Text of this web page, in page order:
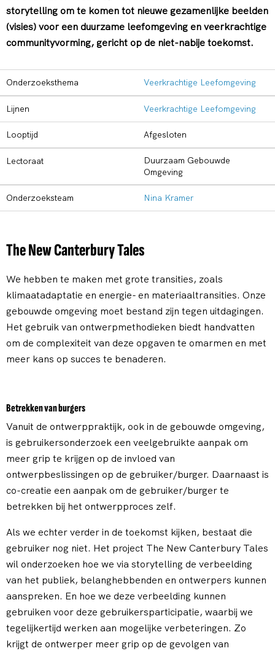
storytelling om te komen tot nieuwe gezamenlijke beelden
(visies) voor een duurzame leefomgeving en veerkrachtige
communityvorming, gericht op de niet-nabije toekomst.
Onderzoeksthema Veerkrachtige Leefomgeving
Lijnen Veerkrachtige Leefomgeving
Looptijd Afgesloten
Lectoraat
Duurzaam Gebouwde
Omgeving
Onderzoeksteam Nina Kramer
The New Canterbury Tales
We hebben te maken met grote transities, zoals
klimaatadaptatie en energie- en materiaaltransities. Onze
gebouwde omgeving moet bestand zijn tegen uitdagingen.
Het gebruik van ontwerpmethodieken biedt handvatten
om de complexiteit van deze opgaven te omarmen en met
meer kans op succes te benaderen.
Betrekken van burgers
Vanuit de ontwerppraktijk, ook in de gebouwde omgeving,
is gebruikersonderzoek een veelgebruikte aanpak om
meer grip te krijgen op de invloed van
ontwerpbeslissingen op de gebruiker/burger. Daarnaast is
co-creatie een aanpak om de gebruiker/burger te
betrekken bij het ontwerpproces zelf.
Als we echter verder in de toekomst kijken, bestaat die
gebruiker nog niet. Het project The New Canterbury Tales
wil onderzoeken hoe we via storytelling de verbeelding
van het publiek, belanghebbenden en ontwerpers kunnen
aanspreken. En hoe we deze verbeelding kunnen
gebruiken voor deze gebruikersparticipatie, waarbij we
tegelijkertijd werken aan mogelijke verbeteringen. Zo
krijgt de ontwerper meer grip op de gevolgen van